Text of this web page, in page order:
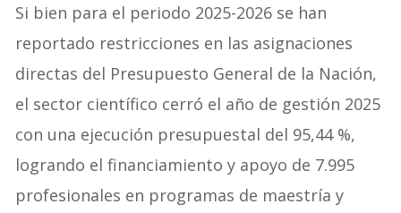
Si bien para el periodo 2025-2026 se han
reportado restricciones en las asignaciones
directas del Presupuesto General de la Nación,
el sector científico cerró el año de gestión 2025
con una ejecución presupuestal del 95,44 %,
logrando el financiamiento y apoyo de 7.995
profesionales en programas de maestría y